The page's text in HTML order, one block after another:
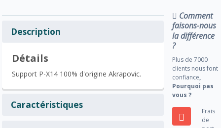
Description
Détails
Support P-X14 100% d'origine Akrapovic.
Caractéristiques
Comment
faisons-nous
la différence
?
Plus de 7000
clients nous font
confiance,
Pourquoi pas
vous ?
Frais
de